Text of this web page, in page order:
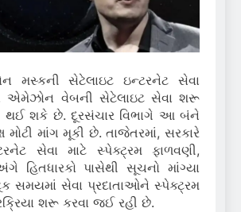
મસ્કની સેટેલાઇટ ઇન્ટરનેટ સેવા
એમેઝોન વેબની સેટેલાઇટ સેવા શરૂ
થઈ શકે છે. દૂરસંચાર વિભાગે આ બંને
માંગ મૂકી છે. તાજેતરમાં, સરકારે
સેવા માટે સ્પેક્ટ્રમ ફાળવણી,
હિતધારકો પાસેથી સૂચનો માંગ્યા
સમયમાં સેવા પ્રદાતાઓને સ્પેક્ટ્રમ
શરૂ કરવા જઈ રહી છે.